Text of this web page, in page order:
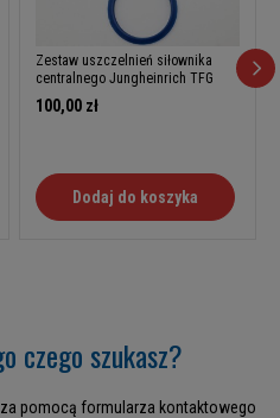
Zestaw uszczelnień siłownika
centralnego Jungheinrich TFG
100,00 zł
Dodaj do koszyka
czego szukasz?
pomocą formularza kontaktowego